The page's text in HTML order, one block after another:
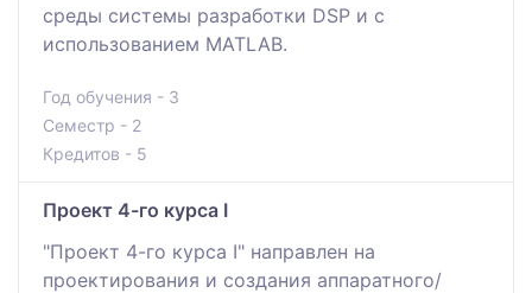
среды системы разработки DSP и с
использованием MATLAB.
Год обучения - 3
Семестр - 2
Кредитов - 5
Проект 4-го курса I
"Проект 4-го курса I" направлен на
проектирования и создания аппаратного/